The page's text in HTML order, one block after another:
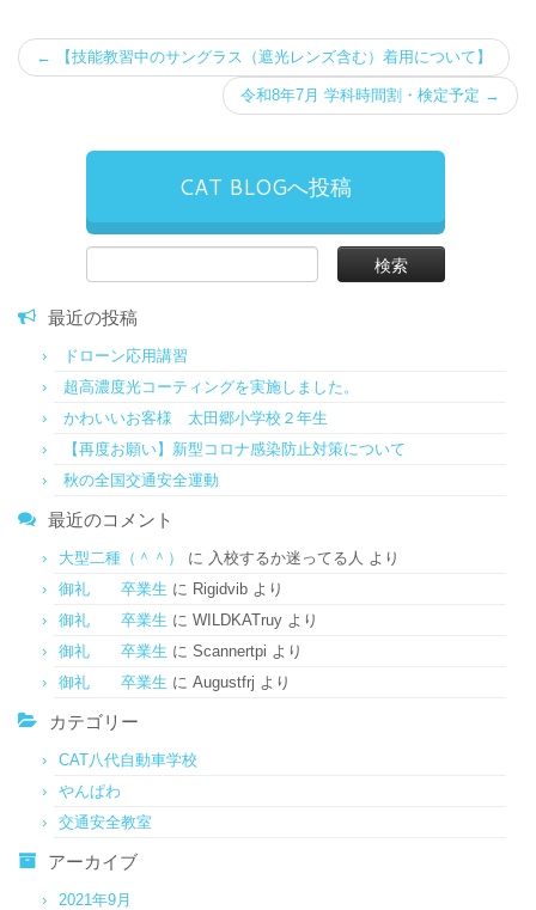
← 【技能教習中のサングラス（遮光レンズ含む）着用について】
令和8年7月 学科時間割・検定予定 →
CAT BLOGへ投稿
索:
最近の投稿
ドローン応用講習
超高濃度光コーティングを実施しました。
かわいいお客様 太田郷小学校２年生
【再度お願い】新型コロナ感染防止対策について
秋の全国交通安全運動
最近のコメント
大型二種（＾＾） に 入校するか迷ってる人 より
御礼 卒業生 に Rigidvib より
御礼 卒業生 に WILDKATruy より
御礼 卒業生 に Scannertpi より
御礼 卒業生 に Augustfrj より
カテゴリー
CAT八代自動車学校
やんぱわ
交通安全教室
アーカイブ
2021年9月